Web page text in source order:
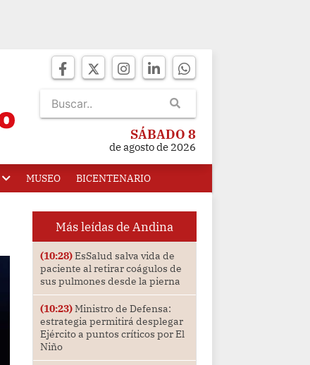
SÁBADO 8
de agosto de 2026
MUSEO BICENTENARIO
Más leídas de Andina
(10:28)EsSalud salva vida de
paciente al retirar coágulos de
sus pulmones desde la pierna
(10:23)Ministro de Defensa:
estrategia permitirá desplegar
Ejército a puntos críticos por El
Niño